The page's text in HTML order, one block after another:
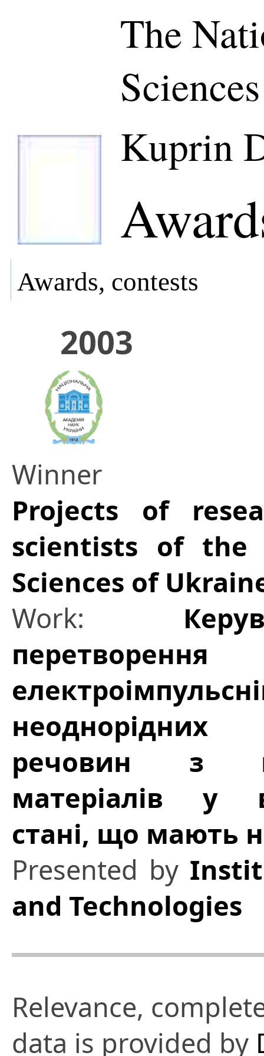
The
Kuprin
Awards, contests
2003
Winner
Projects of
scientists of the
Sciences of
Work:
речовин з
матеріалів у
стані, що мають
Presented by
and Technologies
Relevance,
data is provided by